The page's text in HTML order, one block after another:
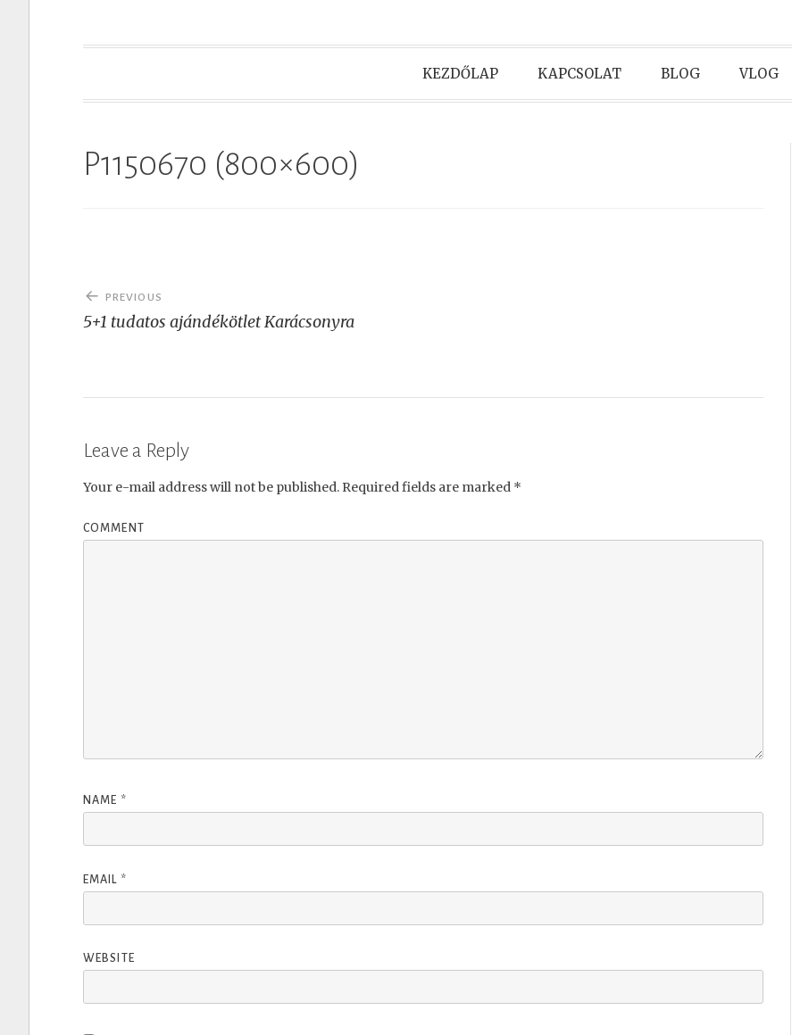
KEZDŐLAP KAPCSOLAT BLOG VLOG
P1150670 (800×600)
Post
navigation
PREVIOUS
5+1 tudatos ajándékötlet Karácsonyra
Leave a Reply
Your e-mail address will not be published. Required fields are marked *
COMMENT
NAME *
EMAIL *
WEBSITE